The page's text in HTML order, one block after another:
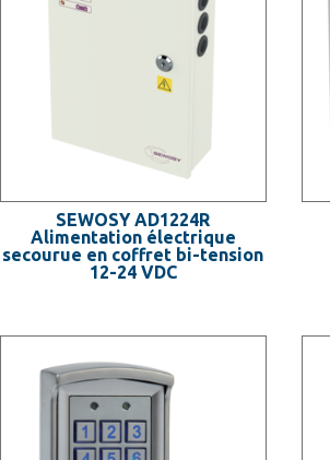
SEWOSY AD1224R
Alimentation électrique
secourue en coffret bi-tension
12-24 VDC